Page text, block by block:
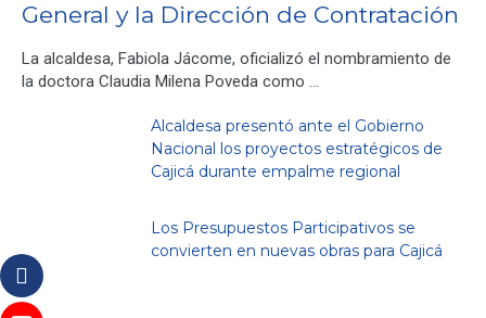
General y la Dirección de Contratación
La alcaldesa, Fabiola Jácome, oficializó el nombramiento de
la doctora Claudia Milena Poveda como …
Alcaldesa presentó ante el Gobierno
Nacional los proyectos estratégicos de
Cajicá durante empalme regional
Los Presupuestos Participativos se
convierten en nuevas obras para Cajicá